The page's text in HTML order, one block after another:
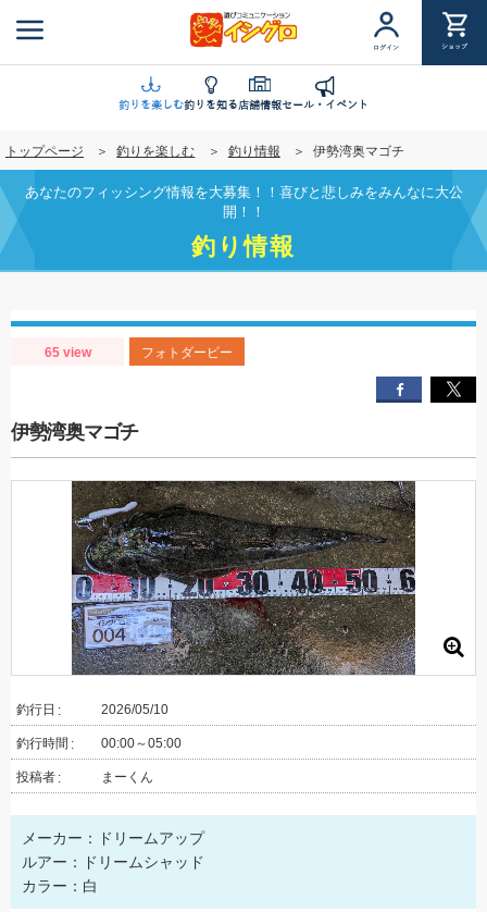
ン
に
移
動
ログイン ショップ
釣りを楽しむ釣りを知る店舗情報セール・イベント
トップページ 釣りを楽しむ 釣り情報 伊勢湾奥マゴチ
あなたのフィッシング情報を大募集！！喜びと悲しみをみんなに大公
開！！
釣り情報
65 view フォトダービー
伊勢湾奥マゴチ
釣行日 2026/05/10
釣行時間 00:00～05:00
投稿者 まーくん
メーカー：ドリームアップ
ルアー：ドリームシャッド
カラー：白